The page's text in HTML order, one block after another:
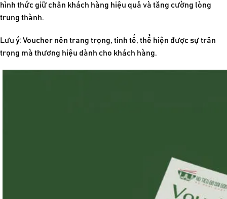
hình thức giữ chân khách hàng hiệu quả và tăng cường lòng
trung thành.
Lưu ý: Voucher nên trang trọng, tinh tế, thể hiện được sự trân
trọng mà thương hiệu dành cho khách hàng.